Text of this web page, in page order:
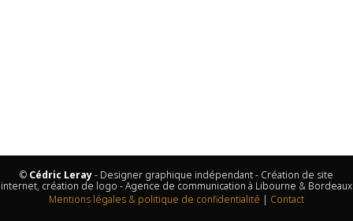
© Cédric Leray- Designer graphique indépendant - Création de site
internet, création de logo - Agence de communication à Libourne & Bordeaux
Mentions légales & politique de confidentialité | Contact